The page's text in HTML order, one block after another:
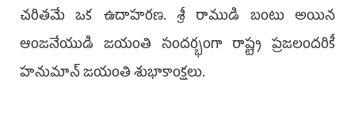
చరితమే ఒక ఉదాహరణ. శ్రీ రాముడి బంటు అయిన
ఆంజనేయుడి జయంతి సందర్భంగా రాష్ట్ర ప్రజలందరికీ
హనుమాన్ జయంతి శుభాకాంక్షలు.